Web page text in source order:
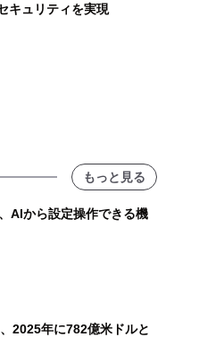
キュリティを実現
もっと見る
AIから設定操作できる機
2025年に782億米ドルと